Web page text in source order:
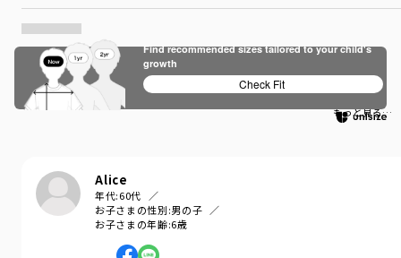
かっこいい！
ポケモン大好きなので、喜んでいます。
もっと見る…
Alice
年代:60代
お子さまの性別:男の子
お子さまの年齢:6歳
Find recommended sizes tailored to your child's
growth
Check Fit